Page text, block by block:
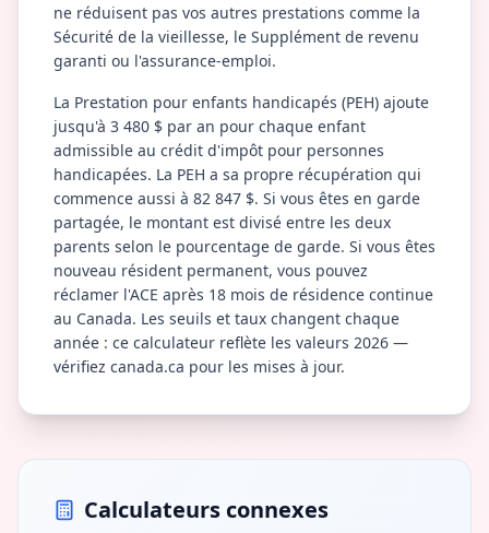
ne réduisent pas vos autres prestations comme la
Sécurité de la vieillesse, le Supplément de revenu
garanti ou l'assurance-emploi.
La Prestation pour enfants handicapés (PEH) ajoute
jusqu'à 3 480 $ par an pour chaque enfant
admissible au crédit d'impôt pour personnes
handicapées. La PEH a sa propre récupération qui
commence aussi à 82 847 $. Si vous êtes en garde
partagée, le montant est divisé entre les deux
parents selon le pourcentage de garde. Si vous êtes
nouveau résident permanent, vous pouvez
réclamer l'ACE après 18 mois de résidence continue
au Canada. Les seuils et taux changent chaque
année : ce calculateur reflète les valeurs 2026 —
vérifiez canada.ca pour les mises à jour.
Calculateurs connexes